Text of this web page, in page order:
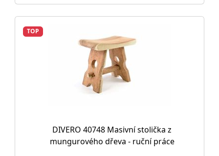
TOP
DIVERO 40748 Masivní stolička z
mungurového dřeva - ruční práce